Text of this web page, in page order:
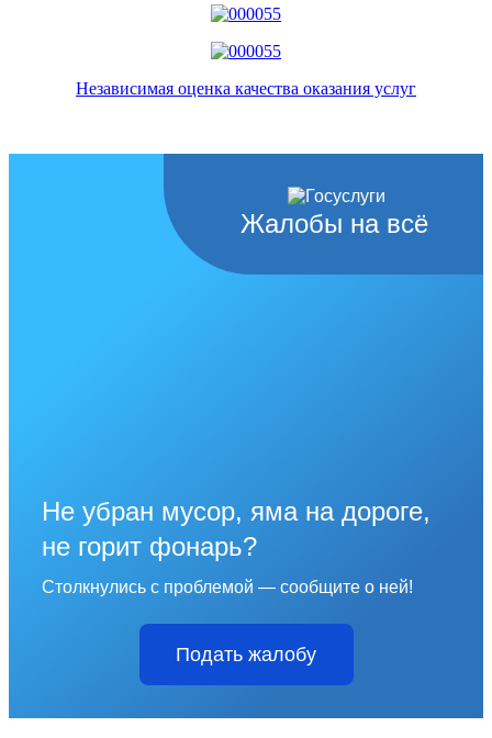
Независимая оценка качества оказания услуг
Жалобы на всё
Не убран мусор, яма на дороге,
не горит фонарь?
Столкнулись с проблемой — сообщите о ней!
Подать жалобу